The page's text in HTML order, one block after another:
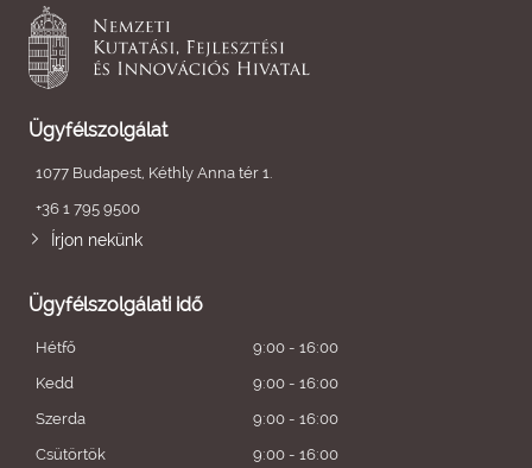
Ügyfélszolgálat
1077 Budapest, Kéthly Anna tér 1.
+36 1 795 9500
Írjon nekünk
Ügyfélszolgálati idő
Hétfő
9:00 - 16:00
Kedd
9:00 - 16:00
Szerda
9:00 - 16:00
Csütörtök
9:00 - 16:00